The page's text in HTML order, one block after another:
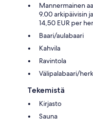
Mannermainen
9.00 arkipäivisin
14,50 EUR per
Baari/aulabaari
Kahvila
Ravintola
Välipalabaari/
Tekemistä
Kirjasto
Sauna